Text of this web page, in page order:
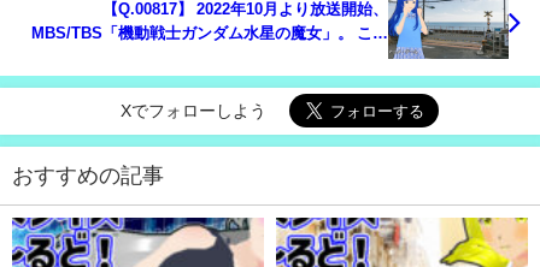
【Q.00817】 2022年10月より放送開始、
MBS/TBS「機動戦士ガンダム水星の魔女」。 この
Xでフォローしよう
おすすめの記事